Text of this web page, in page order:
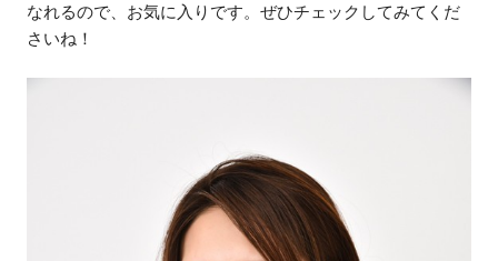
なれるので、お気に入りです。ぜひチェックしてみてくだ
さいね！